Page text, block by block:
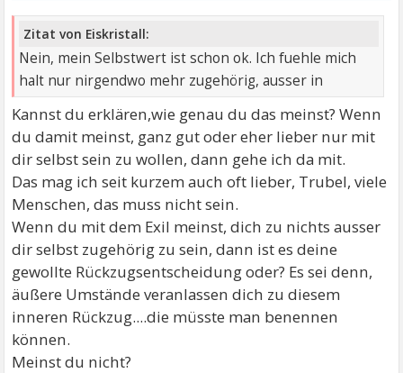
Zitat von Eiskristall:
Nein, mein Selbstwert ist schon ok. Ich fuehle mich
halt nur nirgendwo mehr zugehörig, ausser in
Kannst du erklären,wie genau du das meinst? Wenn
du damit meinst, ganz gut oder eher lieber nur mit
dir selbst sein zu wollen, dann gehe ich da mit.
Das mag ich seit kurzem auch oft lieber, Trubel, viele
Menschen, das muss nicht sein.
Wenn du mit dem Exil meinst, dich zu nichts ausser
dir selbst zugehörig zu sein, dann ist es deine
gewollte Rückzugsentscheidung oder? Es sei denn,
äußere Umstände veranlassen dich zu diesem
inneren Rückzug....die müsste man benennen
können.
Meinst du nicht?